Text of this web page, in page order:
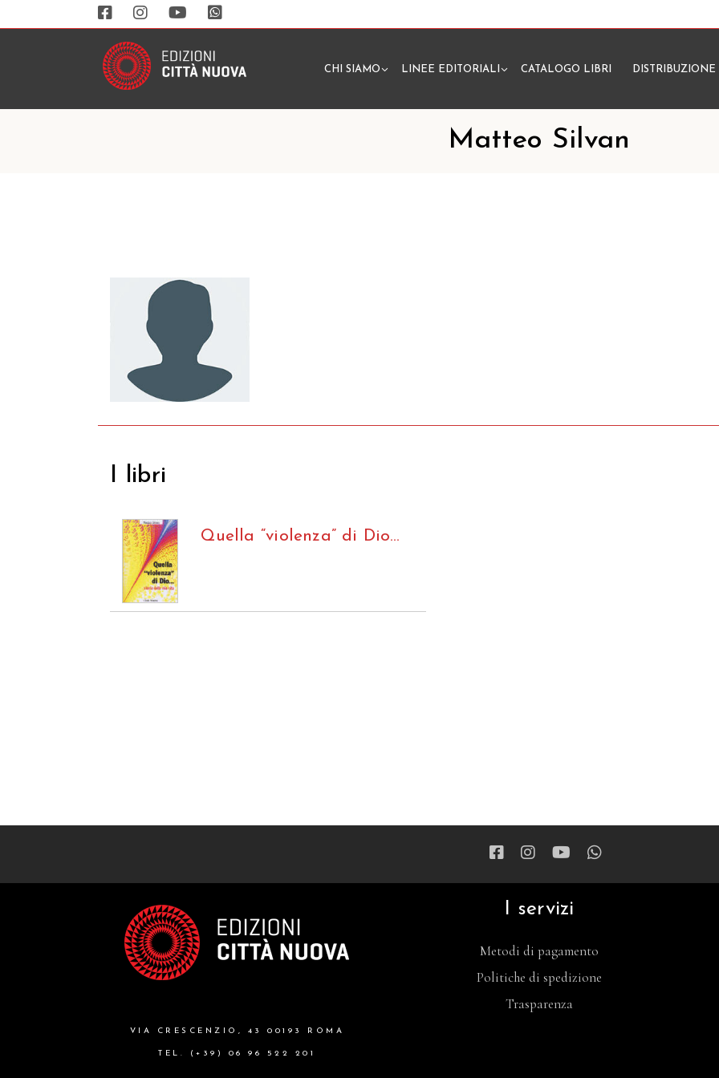
CHI SIAMO LINEE EDITORIALI CATALOGO LIBRI DISTRIBUZIONE
Matteo Silvan
I libri
Quella “violenza” di Dio…
VIA CRESCENZIO, 43 00193 ROMA
TEL. (+39) 06 96 522 201
I servizi
Metodi di pagamento
Politiche di spedizione
Trasparenza